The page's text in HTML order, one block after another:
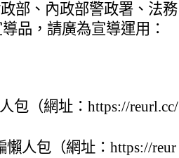
部、內政部警政署、法務
品，請廣為宣導運用：
包（網址：https://reurl.cc/
人包（網址：https://reur